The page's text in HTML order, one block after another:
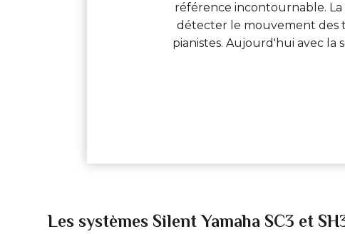
référence incontournable.
détecter le mouvement des
pianistes. Aujourd'hui avec la
Les systèmes Silent Yamaha SC3 et